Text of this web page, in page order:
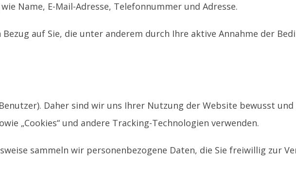
Name, E-Mail-Adresse, Telefonnummer und Adresse.
auf Sie, die unter anderem durch Ihre aktive Annahme der
Daher sind wir uns Ihrer Nutzung der Website bewusst und
„Cookies“ und andere Tracking-Technologien verwenden.
sammeln wir personenbezogene Daten, die Sie freiwillig zur